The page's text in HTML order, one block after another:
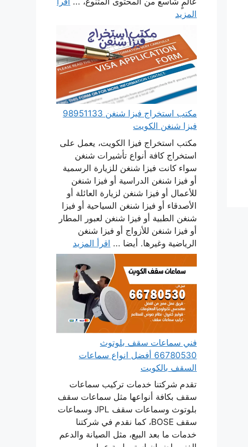
المزيد
مكتب استخراج فيزا شنغن 98951133
فيزا شنغن الكويت
مكتب استخراج فيزا الكويت، يعمل على
استخراج كافة أنواع تأشيرات شنغن
سواء كانت فيزا شنغن للزيارة الرسمية
أو فيزا شنغن الدراسية أو فيزا شنغن
للأعمال أو فيزا شنغن لزيارة العائلة أو
الأصدقاء أو فيزا شنغن السياحية أو فيزا
شنغن الطبية أو فيزا شنغن لعبور المطار
أو فيزا شنغن للأزواج أو فيزا شنغن
الرياضية وغيرها. أيضا ... اقرأ المزيد
فني سماعات سقف بلوتوث
66780530 أفضل انواع سماعات
السقف بالكويت
تقدم شركتنا خدمات تركيب سماعات
سقف بكافة أنواعها مثل سماعات سقف
بلوتوث وسماعات سقف JPL وسماعات
سقف BOSE، كما نقدم في شركتنا
خدمات ما بعد البيع، مثل الصيانة والدعم